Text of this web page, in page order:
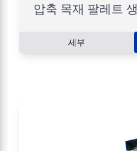
압축 목재 팔레트
세부